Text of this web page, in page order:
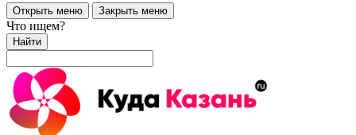
Открыть меню Закрыть меню
Что ищем?
Найти